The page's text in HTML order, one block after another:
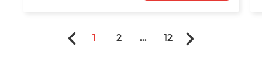
1 2 ... 12